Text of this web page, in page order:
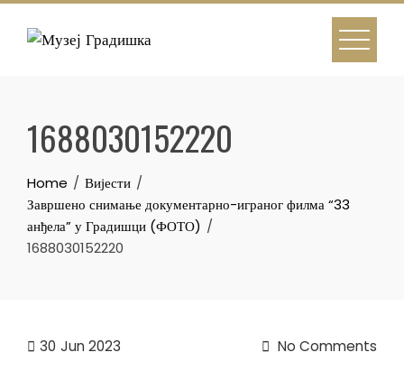
Skip
1688030152220
Home
Вијести
Завршено снимање документарно-играног филма “33
анђела” у Градишци (ФОТО)
1688030152220
30 Jun 2023 No Comments